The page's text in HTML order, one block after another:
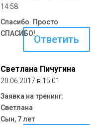
14:58
Спасибо. Просто
СПАСИБО!Ответить
Светлана Пичугина
20.06.2017 в 15:01
Заявка на тренинг:
Светлана
Сын, 7 лет